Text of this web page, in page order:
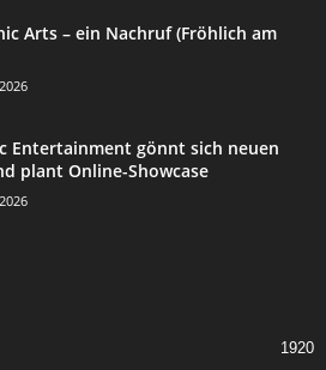
Arts – ein Nachruf (Fröhlich am
Entertainment gönnt sich neuen
plant Online-Showcase
1920